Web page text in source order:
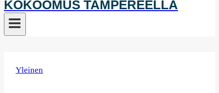
KOKOOMUS TAMPEREELLA
Yleinen